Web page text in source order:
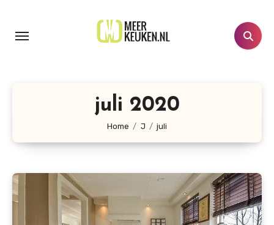
inhoud
juli 2020
Home J juli